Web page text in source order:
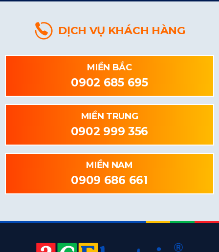
DỊCH VỤ KHÁCH HÀNG
MIỀN BẮC
0902 685 695
MIỀN TRUNG
0902 999 356
MIỀN NAM
0909 686 661